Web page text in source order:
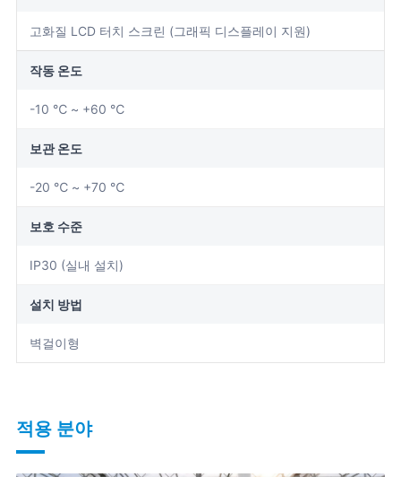
고화질 LCD 터치 스크린 (그래픽 디스플레이 지원)
작동 온도
-10 ℃ ~ +60 ℃
보관 온도
-20 ℃ ~ +70 ℃
보호 수준
IP30 (실내 설치)
설치 방법
벽걸이형
적용 분야